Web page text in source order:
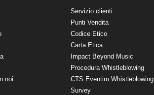
noi
Servizio clienti
Punti Vendita
Codice Etico
Carta Etica
Impact Beyond Music
Procedura Whistleblowing
CTS Eventim Whistleblowing
Survey